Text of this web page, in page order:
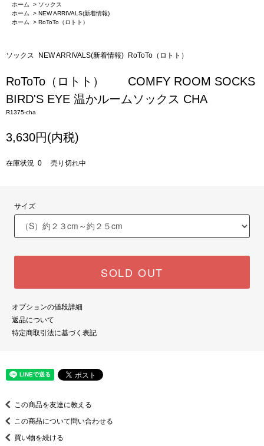
ホーム > ソックス
ホーム
> NEW ARRIVALS(新着情報)
ホーム
> RoToTo（ロトト）
ソックス NEW ARRIVALS(新着情報) RoToTo（ロトト）
RoToTo（ロトト） COMFY ROOM SOCKS
BIRD'S EYE 温かルームソックス CHA
R1375-cha
3,630円(内税)
在庫状況 0 売り切れ中
サイズ
SOLD OUT
オプションの値段詳細
返品について
特定商取引法に基づく表記
この商品を友達に教える
この商品について問い合わせる
買い物を続ける